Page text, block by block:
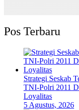
Pos Terbaru
Strategi Seskab
TNI-Polri 2011
Loyalitas
5 Agustus, 2026